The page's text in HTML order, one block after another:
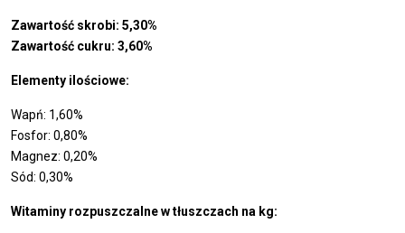
Zawartość skrobi: 5,30%
Zawartość cukru: 3,60%
Elementy ilościowe:
Wapń: 1,60%
Fosfor: 0,80%
Magnez: 0,20%
Sód: 0,30%
Witaminy rozpuszczalne w tłuszczach na kg: